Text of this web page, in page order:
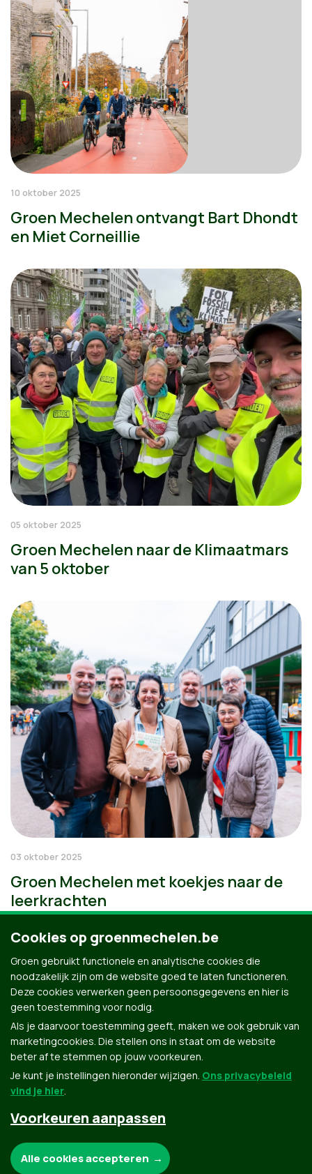
10 oktober 2025
Groen Mechelen ontvangt Bart Dhondt
en Miet Corneillie
05 oktober 2025
Groen Mechelen naar de Klimaatmars
van 5 oktober
03 oktober 2025
Groen Mechelen met koekjes naar de
leerkrachten
Groen.be
Cookies op groenmechelen.be
Groen gebruikt functionele en analytische cookies die
noodzakelijk zijn om de website goed te laten functioneren.
Deze cookies verwerken geen persoonsgegevens en hier is
geen toestemming voor nodig.
Als je daarvoor toestemming geeft, maken we ook gebruik van
marketingcookies. Die stellen ons in staat om de website
beter af te stemmen op jouw voorkeuren.
Je kunt je instellingen hieronder wijzigen. Ons privacybeleid
vind je hier.
Voorkeuren aanpassen
Alle cookies accepteren